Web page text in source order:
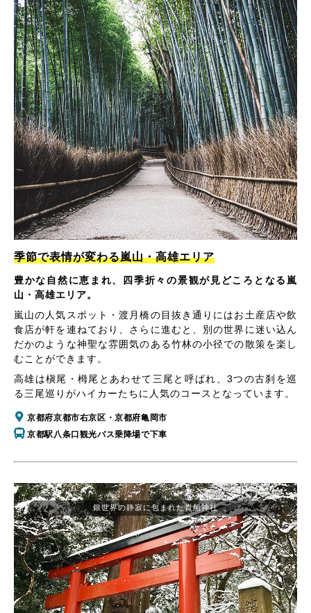
季節で表情が変わる嵐山・高雄エリア
豊かな自然に恵まれ、四季折々の景観が見どころとなる嵐
山・高雄エリア。
嵐山の人気スポット・渡月橋の目抜き通りにはお土産店や飲
食店が軒を連ねており、さらに進むと、別の世界に迷い込ん
だかのような神聖な雰囲気のある竹林の小径での散策を楽し
むことができます。
高雄は槇尾・栂尾とあわせて三尾と呼ばれ、3つの古刹を巡
る三尾巡りがハイカーたちに人気のコースとなっています。
京都府京都市右京区・京都府亀岡市
京都駅八条口観光バス乗降場で下車
銀世界の静寂に包まれた貴船神社